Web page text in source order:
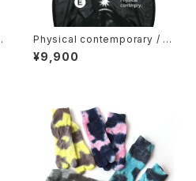
Physical contemporary / Q
uiet smr cap
¥9,900